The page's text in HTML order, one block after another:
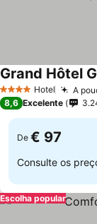
4 EstrelasHotel A
Grand Hôtel
8,6 Excelente
De € 97
Consulte os
Escolha popular